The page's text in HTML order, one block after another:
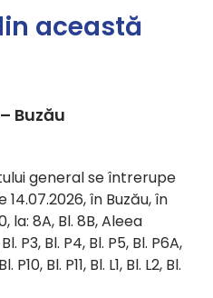
această
Buzău
general se întrerupe
în Buzău, în
la: 8A, Bl. 8B, Aleea
P3, Bl. P4, Bl. P5, Bl. P6A,
P10, Bl. P11, Bl. L1, Bl. L2, Bl.